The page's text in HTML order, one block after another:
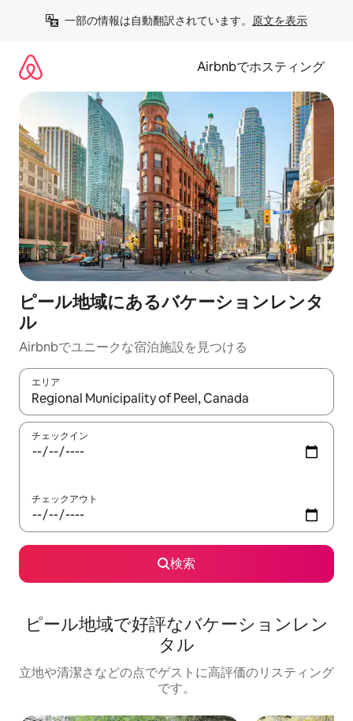
一部の情報は自動翻訳されています。 原文を表示
Airbnbでホスティング
ピール地域にあるバケーションレンタ
ル
Airbnbでユニークな宿泊施設を見つける
エリア
検索結果が表示されたら、上下の矢印キーを使って移動するか
チェックイン
チェックアウト
検索
ピール地域で好評なバケーションレン
タル
立地や清潔さなどの点でゲストに高評価のリスティング
です。